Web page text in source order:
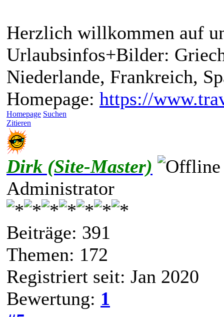
Herzlich willkommen auf
Urlaubsinfos+Bilder:
Niederlande, Frankreich,
Homepage: https://
Homepage Suchen
Zitieren
Dirk (Site-Master)
Administrator
Beiträge: 391
Themen: 172
Registriert seit: Jan 2020
Bewertung: 1